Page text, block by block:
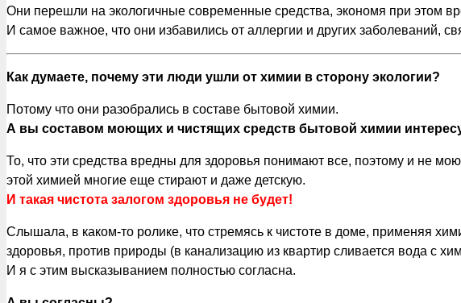
Они перешли на экологичные современные средства, экономя при этом
И самое важное, что они избавились от аллергии и других заболеваний,
Как думаете, почему эти люди ушли от химии в сторону экологии?
Потому что они разобрались в составе бытовой химии.
А вы составом моющих и чистящих средств бытовой химии
То, что эти средства вредны для здоровья понимают все, поэтому и не
этой химией многие еще стирают и даже детскую.
И такая чистота залогом здоровья не будет!
Слышала, в каком-то ролике, что стремясь к чистоте в доме, применяя
здоровья, против природы (в канализацию из квартир сливается вода с
И я с этим высказыванием полностью согласна.